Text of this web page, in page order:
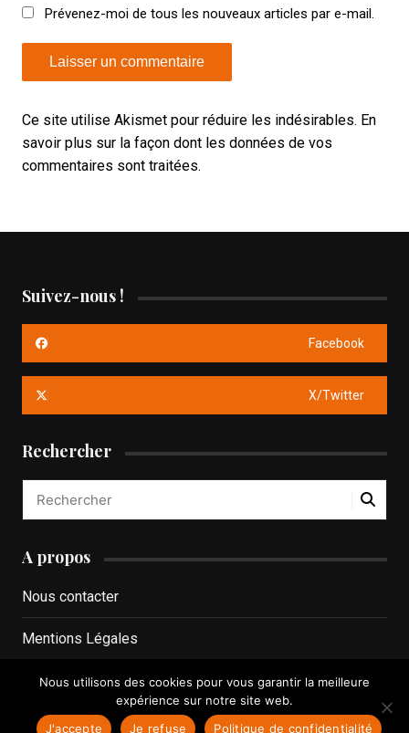
Prévenez-moi de tous les nouveaux articles par e-mail.
Ce site utilise Akismet pour réduire les indésirables. En
savoir plus sur la façon dont les données de vos
commentaires sont traitées.
Suivez-nous !
Facebook
X/Twitter
Rechercher
A propos
Nous contacter
Mentions Légales
Politique de confidentialité
Nous utilisons des cookies pour vous garantir la meilleure
expérience sur notre site web.
J'accepte
Je refuse Politique de confidentialité